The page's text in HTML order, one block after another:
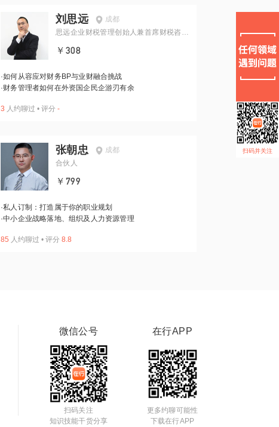
刘思远
成都
思远企业财税管理创始人兼首席财税咨询
￥308
·如何从容应对财务BP与业财融合挑战
·财务管理者如何在外资国企民企游刃有余
3 人约聊过 • 评分 -
张朝忠
成都
合伙人
￥799
·私人订制：打造属于你的职业规划
·中小企业战略落地、组织及人力资源管理
85 人约聊过 • 评分 8.8
扫码并关注
微信公号
扫码关注
知识技能干货分享
在行APP
更多约聊可能性
下载在行APP